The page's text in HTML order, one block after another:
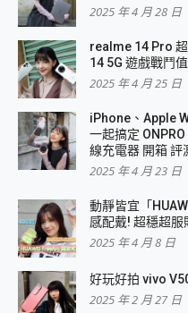
2025 年 4 月 28 日
realme 14 Pro
14 5G 遊戲戰鬥
2025 年 4 月 25 日
iPhone、Apple
一起搞定
線充電器 開箱 評
2025 年 4 月 23 日
動靜皆宜「
感配戴! 超穩超
2025 年 4 月 8 日
好玩好拍 vivo
2025 年 2 月 27 日